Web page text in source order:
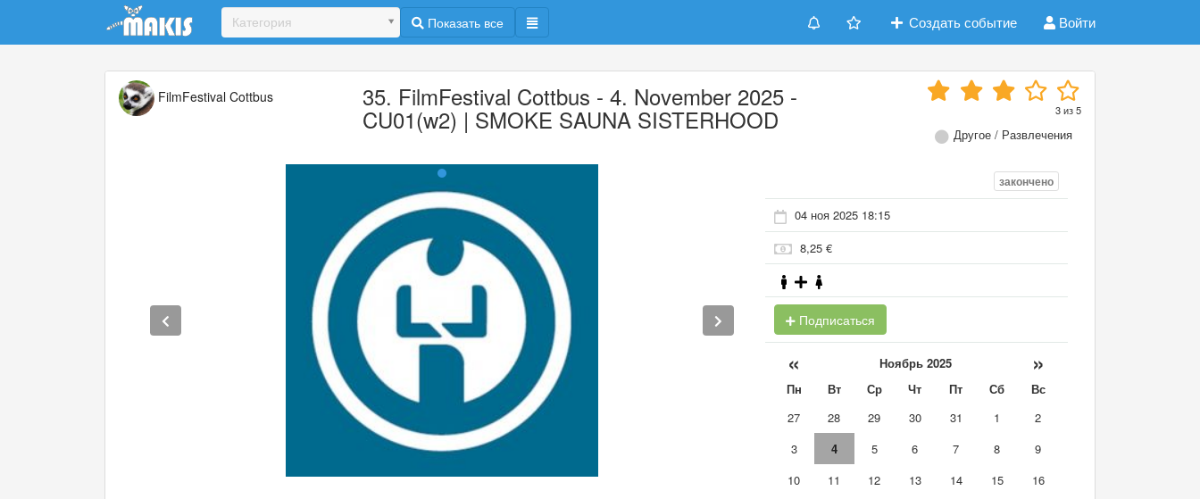
Update cookies preferences
Категория Показать все Создать событие Войти
FilmFestival Cottbus 35. FilmFestival Cottbus - 4. November 2025 -
CU01(w2) | SMOKE SAUNA SISTERHOOD 3из5
Другое / Развлечения
закончено
04 ноя 2025 18:15
8,25 €
Подписаться
« Ноябрь 2025 »
Пн Вт Ср Чт Пт Сб
Вс
27
28 29 30 31 1
2
3
4 5 6 7 8
9
10
11 12 13 14 15
16